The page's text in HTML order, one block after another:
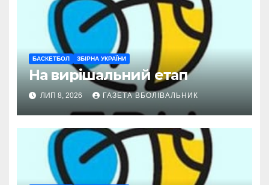
БАСКЕТБОЛ ЗБІРНА УКРАЇНИ
На вирішальний етап
ЛИП 8, 2026 ГАЗЕТА ВБОЛІВАЛЬНИК